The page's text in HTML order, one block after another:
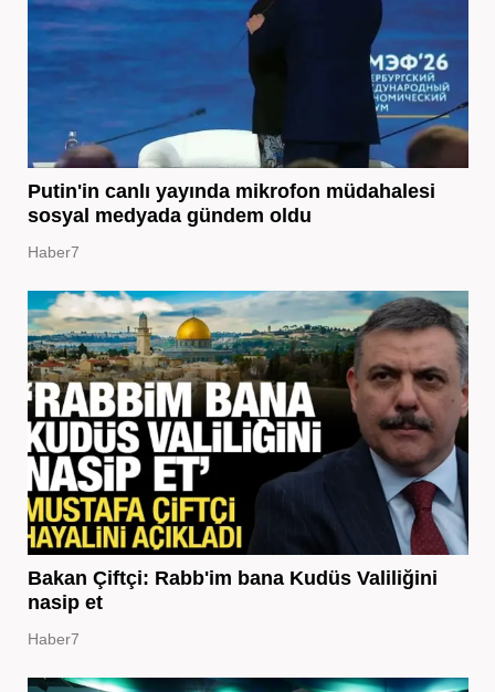
Putin'in canlı yayında mikrofon müdahalesi
sosyal medyada gündem oldu
Haber7
Bakan Çiftçi: Rabb'im bana Kudüs Valiliğini
nasip et
Haber7